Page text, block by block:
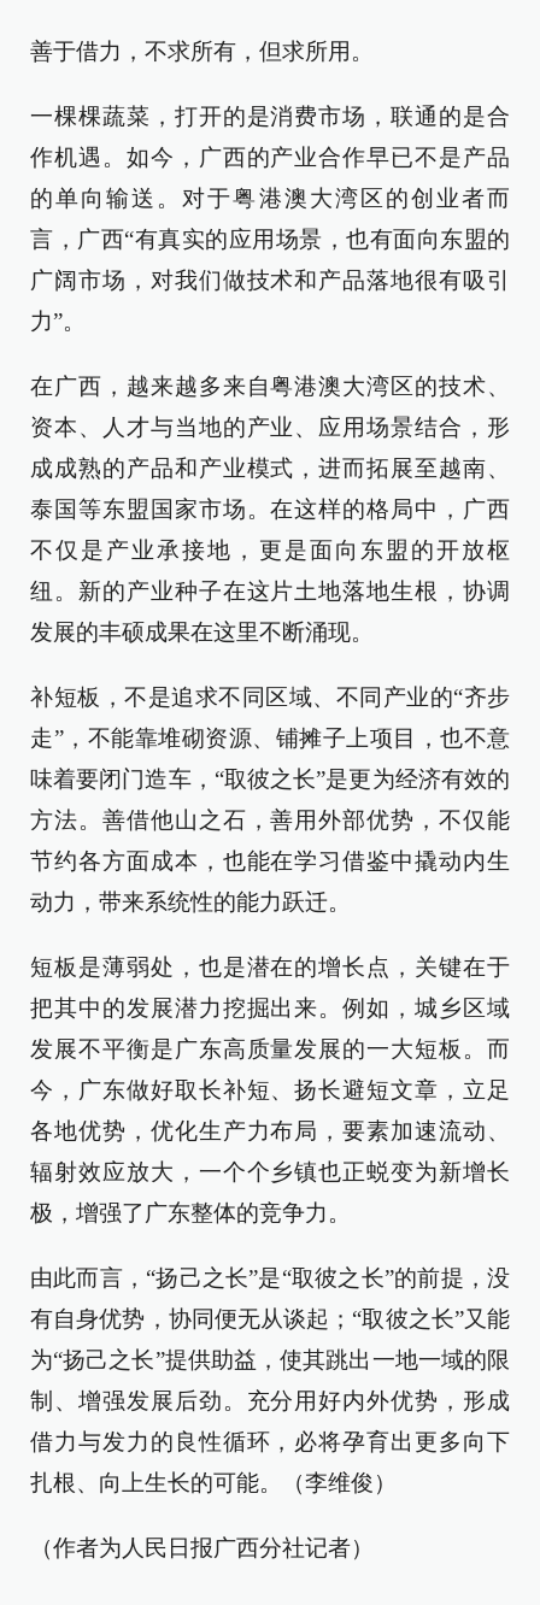
善于借力，不求所有，但求所用。
一棵棵蔬菜，打开的是消费市场，联通的是合
作机遇。如今，广西的产业合作早已不是产品
的单向输送。对于粤港澳大湾区的创业者而
言，广西“有真实的应用场景，也有面向东盟的
广阔市场，对我们做技术和产品落地很有吸引
力”。
在广西，越来越多来自粤港澳大湾区的技术、
资本、人才与当地的产业、应用场景结合，形
成成熟的产品和产业模式，进而拓展至越南、
泰国等东盟国家市场。在这样的格局中，广西
不仅是产业承接地，更是面向东盟的开放枢
纽。新的产业种子在这片土地落地生根，协调
发展的丰硕成果在这里不断涌现。
补短板，不是追求不同区域、不同产业的“齐步
走”，不能靠堆砌资源、铺摊子上项目，也不意
味着要闭门造车，“取彼之长”是更为经济有效的
方法。善借他山之石，善用外部优势，不仅能
节约各方面成本，也能在学习借鉴中撬动内生
动力，带来系统性的能力跃迁。
短板是薄弱处，也是潜在的增长点，关键在于
把其中的发展潜力挖掘出来。例如，城乡区域
发展不平衡是广东高质量发展的一大短板。而
今，广东做好取长补短、扬长避短文章，立足
各地优势，优化生产力布局，要素加速流动、
辐射效应放大，一个个乡镇也正蜕变为新增长
极，增强了广东整体的竞争力。
由此而言，“扬己之长”是“取彼之长”的前提，没
有自身优势，协同便无从谈起；“取彼之长”又能
为“扬己之长”提供助益，使其跳出一地一域的限
制、增强发展后劲。充分用好内外优势，形成
借力与发力的良性循环，必将孕育出更多向下
扎根、向上生长的可能。（李维俊 ）
（作者为人民日报广西分社记者）